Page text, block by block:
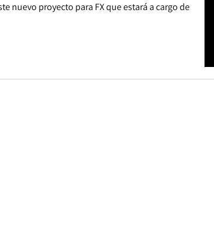
nuevo proyecto para FX que estará a cargo de